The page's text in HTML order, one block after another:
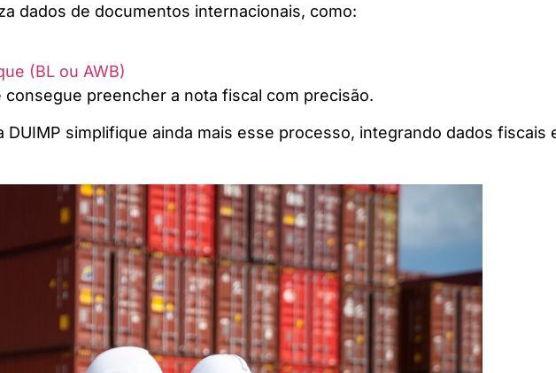
dados de documentos internacionais, como:
(BL ou AWB)
preencher a nota fiscal com precisão.
DUIMP simplifique ainda mais esse processo, integrando dados fiscais